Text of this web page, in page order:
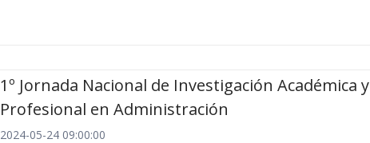
1º Jornada Nacional de Investigación Académica y
Profesional en Administración
2024-05-24 09:00:00